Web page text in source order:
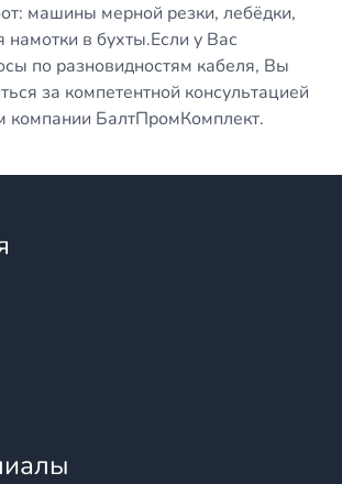
машины мерной резки, лебёдки,
в бухты.Если у Вас
по разновидностям кабеля, Вы
за компетентной консультацией
компании БалтПромКомплект.